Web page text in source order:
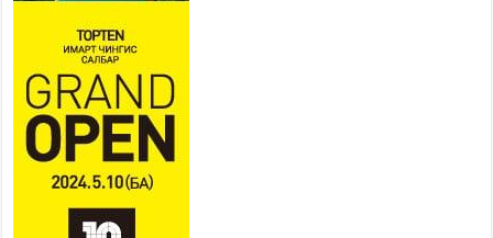
2026 оны 7 сар 15 / 11 цаг 07 минут
Үндэсний их сурын харваанд 850 харваач цэц
мэргэнээ сорьж байна
2026 оны 7 сар 15 / 11 цаг 03 минут
Төв цэнгэлдэхийн эргэн тойронд
2026 оны 7 сар 15 / 10 цаг 58 минут
Үндэсний их баяр наадмын шагайн харваа
насанд хүрэгчдийн багийн харваагаар